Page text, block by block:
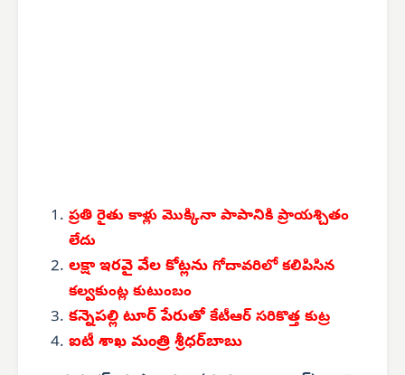
ప్రతి రైతు కాళ్లు మొక్కినా పాపానికి ప్రాయశ్చితం
లేదు
లక్షా ఇరవై వేల కోట్లను గోదావరిలో కలిపిసిన
కల్వకుంట్ల కుటుంబం
కన్నెపల్లి టూర్ పేరుతో కేటీఆర్ సరికొత్త కుట్ర
ఐటీ శాఖ మంత్రి శ్రీధర్‌బాబు